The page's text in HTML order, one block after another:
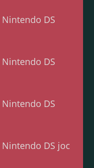
DS
DS
DS
DS joc